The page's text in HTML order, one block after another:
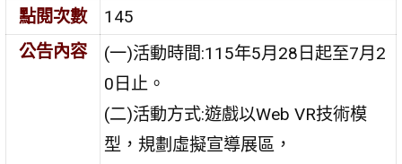
點閱次數
145
公告內容
(一)活動時間:115年5月28日起至7月2
0日止。
(二)活動方式:遊戲以Web VR技術模
型，規劃虛擬宣導展區，